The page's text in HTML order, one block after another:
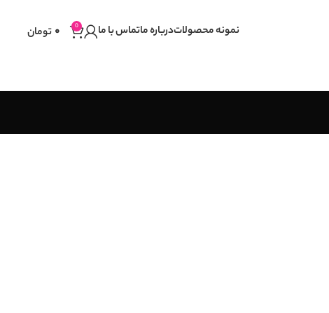
نمونه محصولاتدرباره ماتماس با ما 0
0 تومان